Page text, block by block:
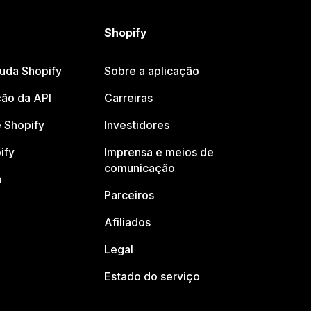
Shopify
da API
Shopify
Shopify
Sobre a aplicação
Carreiras
Investidores
Imprensa e meios de
comunicação
Parceiros
Afiliados
Legal
Estado do serviço